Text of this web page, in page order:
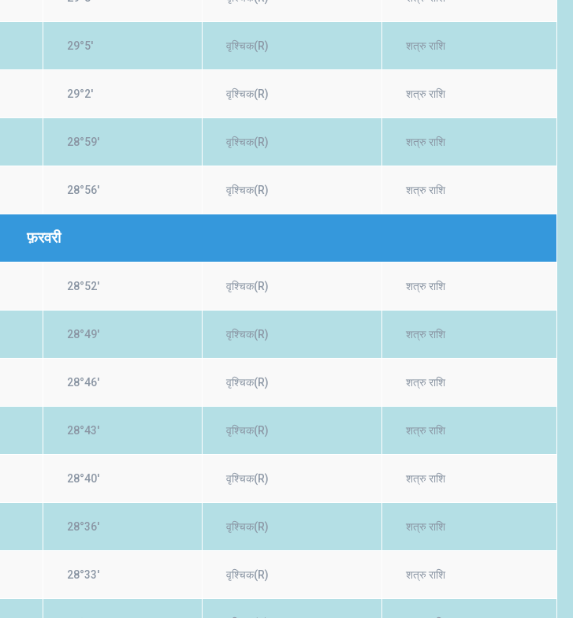
29°5' वृश्चिक(R) शत्रु राशि
29°2' वृश्चिक(R) शत्रु राशि
28°59' वृश्चिक(R) शत्रु राशि
28°56' वृश्चिक(R) शत्रु राशि
फ़रवरी
28°52' वृश्चिक(R) शत्रु राशि
28°49' वृश्चिक(R) शत्रु राशि
28°46' वृश्चिक(R) शत्रु राशि
28°43' वृश्चिक(R) शत्रु राशि
28°40' वृश्चिक(R) शत्रु राशि
28°36' वृश्चिक(R) शत्रु राशि
28°33' वृश्चिक(R) शत्रु राशि